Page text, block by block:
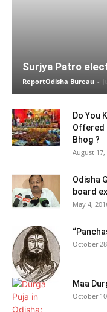
Surjya Patro
ReportOdisha Bureau -
Do You
Offered
Bhog ?
August 17,
Odisha
board
May 4,
October
Maa
October